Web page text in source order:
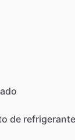
de refrigerante